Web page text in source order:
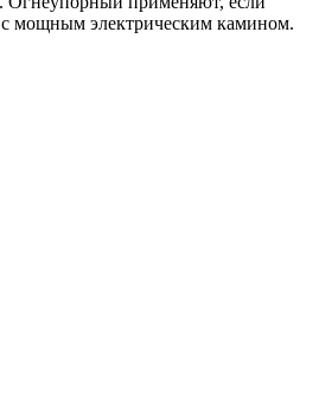
мощным электрическим камином.